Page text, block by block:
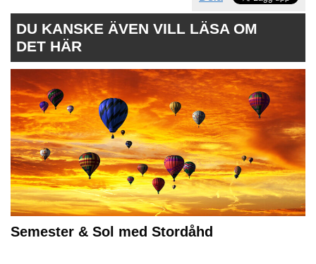
DU KANSKE ÄVEN VILL LÄSA OM
DET HÄR
Semester & Sol med Stordåhd